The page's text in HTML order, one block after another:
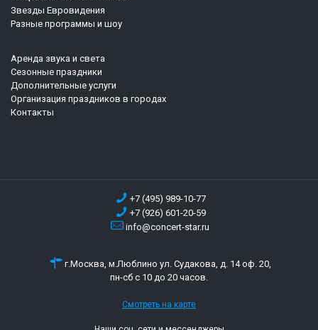
Звезды Евровидения
Разные программы и шоу
Аренда звука и света
Сезонные праздники
Дополнительные услуги
Организация праздников в городах
Контакты
+7 (495) 989-10-77
+7 (926) 601-20-59
info@concert-star.ru
г.Москва, м.Люблино ул. Судакова, д. 14 оф. 20,
пн-сб с 10 до 20 часов.
Смотреть на карте